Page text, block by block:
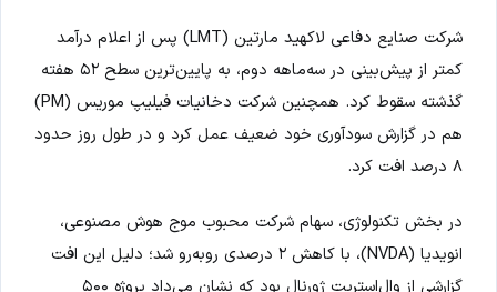
شرکت صنایع دفاعی لاکهید مارتین (LMT) پس از اعلام درآمد
کمتر از پیش‌بینی در سه‌ماهه دوم، به پایین‌ترین سطح ۵۲ هفته
گذشته سقوط کرد. همچنین شرکت دخانیات فیلیپ موریس (PM)
هم در گزارش سودآوری خود ضعیف عمل کرد و در طول روز حدود
۸ درصد افت کرد.
در بخش تکنولوژی، سهام شرکت محبوب موج هوش مصنوعی،
انویدیا (NVDA)، با کاهش ۲ درصدی روبه‌رو شد؛ دلیل این افت
گزارشی از وال‌استریت ژورنال بود که نشان می‌داد پروژه ۵۰۰